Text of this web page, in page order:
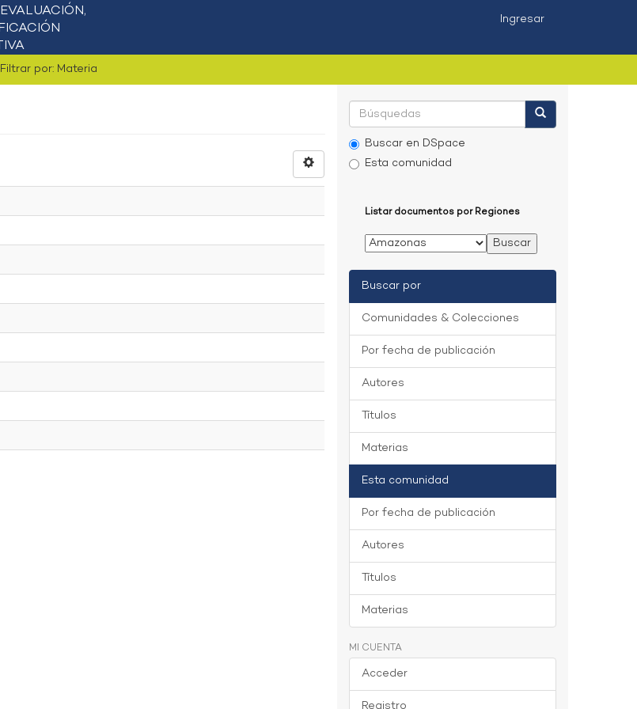
Ingresar
Filtrar por: Materia
Buscar en DSpace
Esta comunidad
Listar documentos por Regiones
Buscar por
Comunidades & Colecciones
Por fecha de publicación
Autores
Títulos
Materias
Esta comunidad
Por fecha de publicación
Autores
Títulos
Materias
MI CUENTA
Acceder